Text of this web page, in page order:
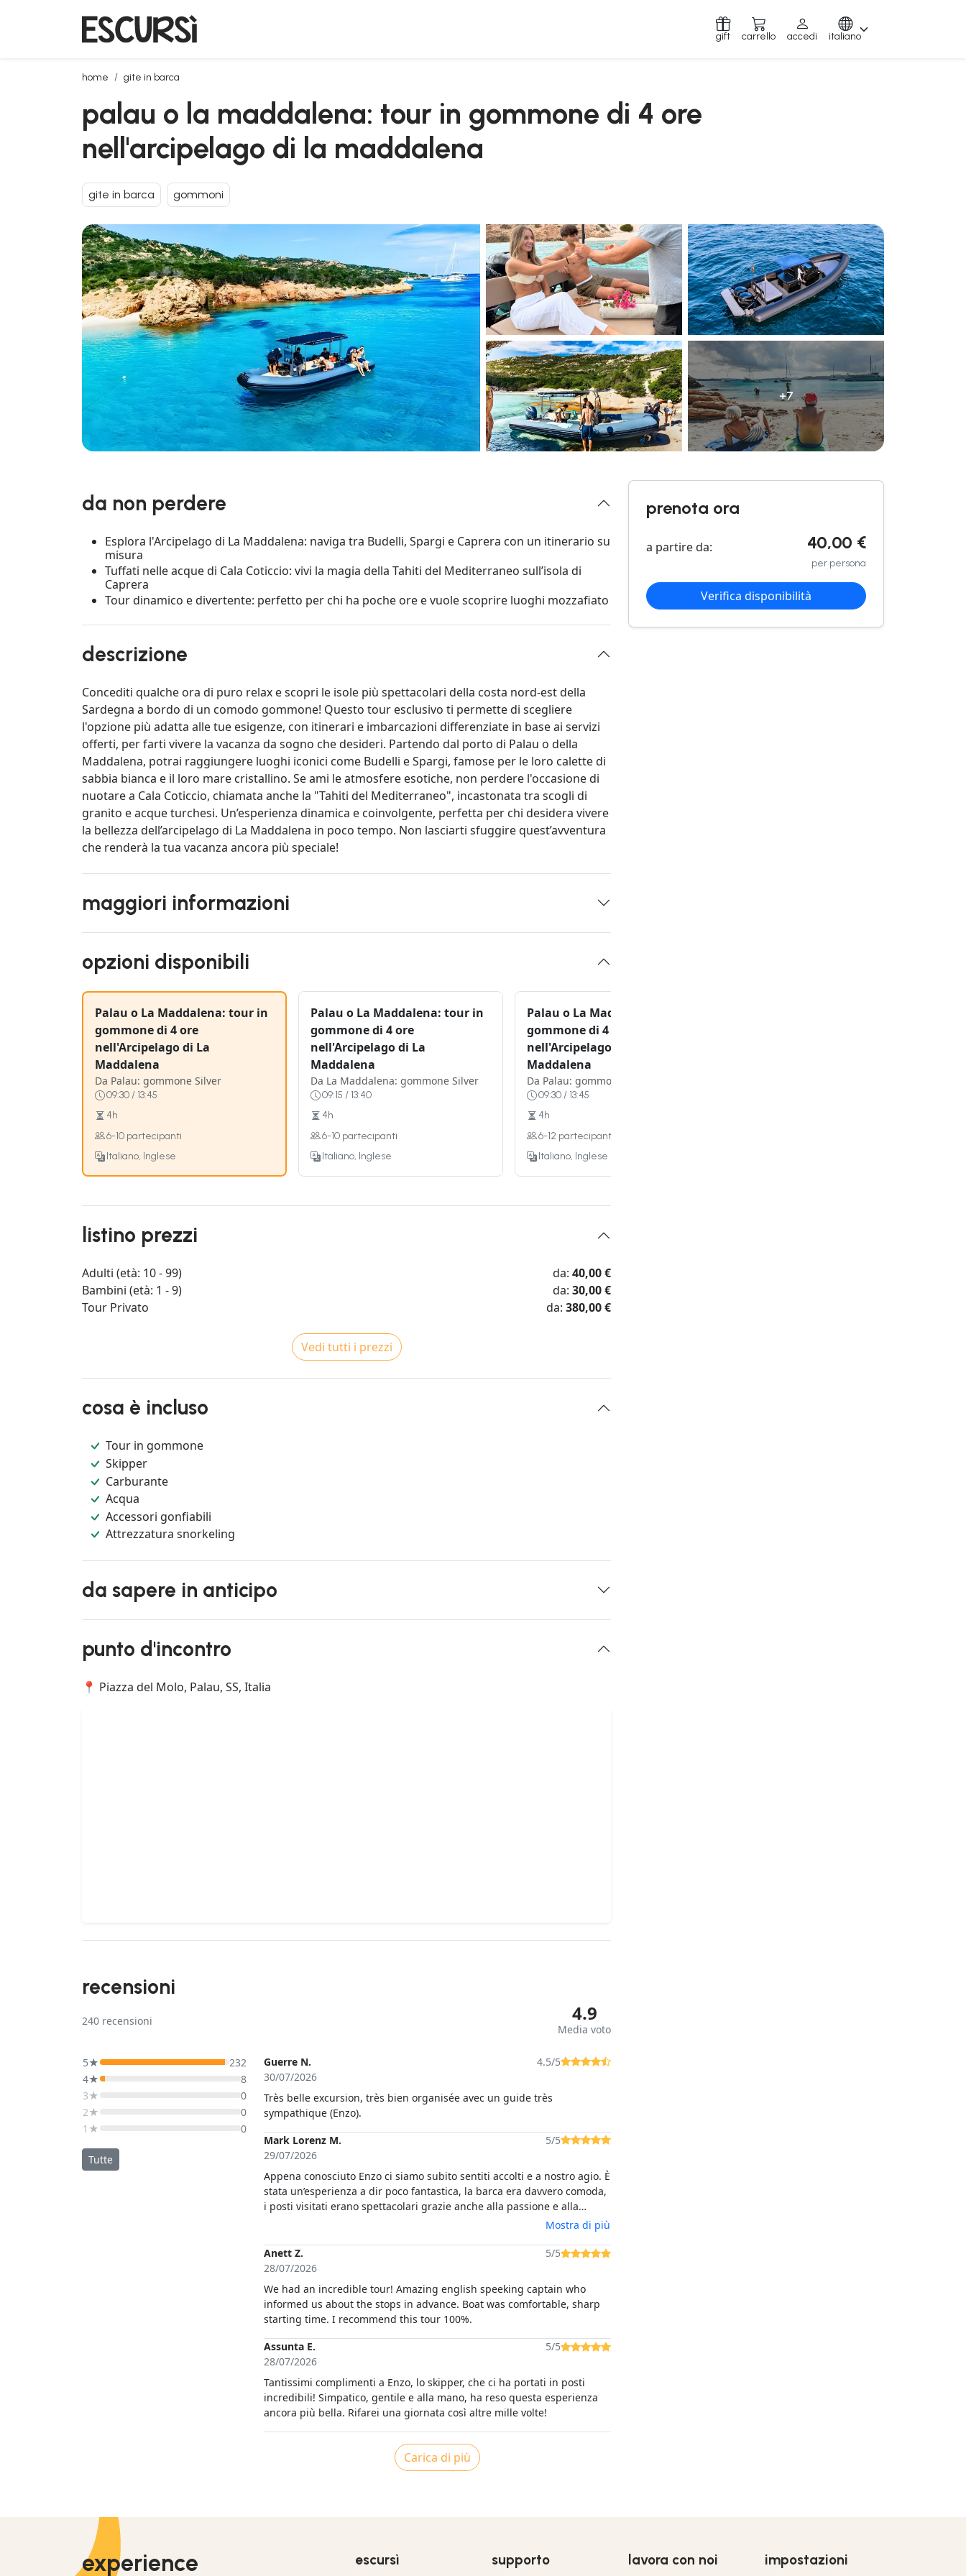
gift carrello accedi italiano
home gite in barca
palau o la maddalena: tour in gommone di 4 ore nell'arcipelago di la maddalena
palau o la maddalena: tour in gommone di 4 ore
nell'arcipelago di la maddalena
gite in barca gommoni
+7
da non perdere
Esplora l'Arcipelago di La Maddalena: naviga tra Budelli, Spargi e Caprera con un itinerario su
misura
Tuffati nelle acque di Cala Coticcio: vivi la magia della Tahiti del Mediterraneo sull’isola di
Caprera
Tour dinamico e divertente: perfetto per chi ha poche ore e vuole scoprire luoghi mozzafiato
descrizione
Concediti qualche ora di puro relax e scopri le isole più spettacolari della costa nord-est della
Sardegna a bordo di un comodo gommone! Questo tour esclusivo ti permette di scegliere
l'opzione più adatta alle tue esigenze, con itinerari e imbarcazioni differenziate in base ai servizi
offerti, per farti vivere la vacanza da sogno che desideri. Partendo dal porto di Palau o della
Maddalena, potrai raggiungere luoghi iconici come Budelli e Spargi, famose per le loro calette di
sabbia bianca e il loro mare cristallino. Se ami le atmosfere esotiche, non perdere l'occasione di
nuotare a Cala Coticcio, chiamata anche la "Tahiti del Mediterraneo", incastonata tra scogli di
granito e acque turchesi. Un’esperienza dinamica e coinvolgente, perfetta per chi desidera vivere
la bellezza dell’arcipelago di La Maddalena in poco tempo. Non lasciarti sfuggire quest’avventura
che renderà la tua vacanza ancora più speciale!
maggiori informazioni
opzioni disponibili
Palau o La Maddalena: tour in
gommone di 4 ore
nell'Arcipelago di La
Maddalena
Da Palau: gommone Silver
09:30 / 13:45
4h
6-10 partecipanti
Italiano, Inglese
Palau o La Maddalena: tour in
gommone di 4 ore
nell'Arcipelago di La
Maddalena
Da La Maddalena: gommone Silver
09:15 / 13:40
4h
6-10 partecipanti
Italiano, Inglese
Palau o La Maddalena: tour in
gommone di 4 ore
nell'Arcipelago di La
Maddalena
Da Palau: gommone Gold
09:30 / 13:45
4h
6-12 partecipanti
Italiano, Inglese
listino prezzi
Adulti (età: 10 - 99) da: 40,00 €
Bambini (età: 1 - 9)
da: 30,00 €
Tour Privato
da: 380,00 €
Vedi tutti i prezzi
cosa è incluso
Tour in gommone
Skipper
Carburante
Acqua
Accessori gonfiabili
Attrezzatura snorkeling
da sapere in anticipo
punto d'incontro
📍 Piazza del Molo, Palau, SS, Italia
recensioni
240 recensioni 4.9
Media voto
5★
232
4★
8
3★
0
2★
0
1★
0
Tutte
Guerre N.
30/07/2026
4.5/5
Très belle excursion, très bien organisée avec un guide très
sympathique (Enzo).
Mark Lorenz M.
29/07/2026
5/5
Appena conosciuto Enzo ci siamo subito sentiti accolti e a nostro agio. È
stata un’esperienza a dir poco fantastica, la barca era davvero comoda,
i posti visitati erano spettacolari grazie anche alla passione e alla
dedizione del nostro capitano Enzo che ci teniamo tantissimo aMostra di più
Anett Z.
28/07/2026
5/5
We had an incredible tour! Amazing english speeking captain who
informed us about the stops in advance. Boat was comfortable, sharp
starting time. I recommend this tour 100%.
Assunta E.
28/07/2026
5/5
Tantissimi complimenti a Enzo, lo skipper, che ci ha portati in posti
incredibili! Simpatico, gentile e alla mano, ha reso questa esperienza
ancora più bella. Rifarei una giornata così altre mille volte!
Carica di più
prenota ora
a partire da: 40,00 €
per persona
Verifica disponibilità
experience
escursì supporto lavora con noi impostazioni